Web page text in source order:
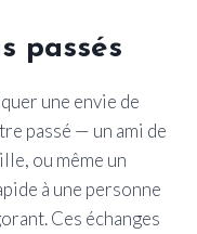
passés
une envie de
passé — un ami de
ou même un
à une personne
Ces échanges